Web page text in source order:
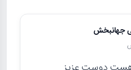
جهانبخش